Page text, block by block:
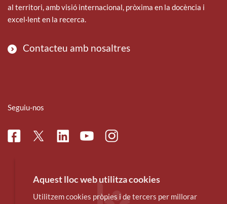
al territori, amb visió internacional, pròxima en la docència i
excel·lent en la recerca.
Contacteu amb nosaltres
Seguiu-nos
FacebookTwitterLinkedinYoutubeInstagram
Aquest lloc web utilitza cookies
Utilitzem cookies pròpies i de tercers per millorar